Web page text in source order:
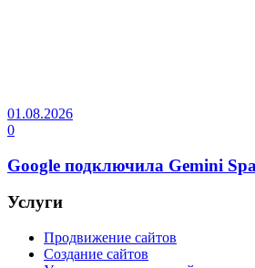
01.08.2026
0
Google подключила Gemini
Услуги
Продвижение сайтов
Создание сайтов